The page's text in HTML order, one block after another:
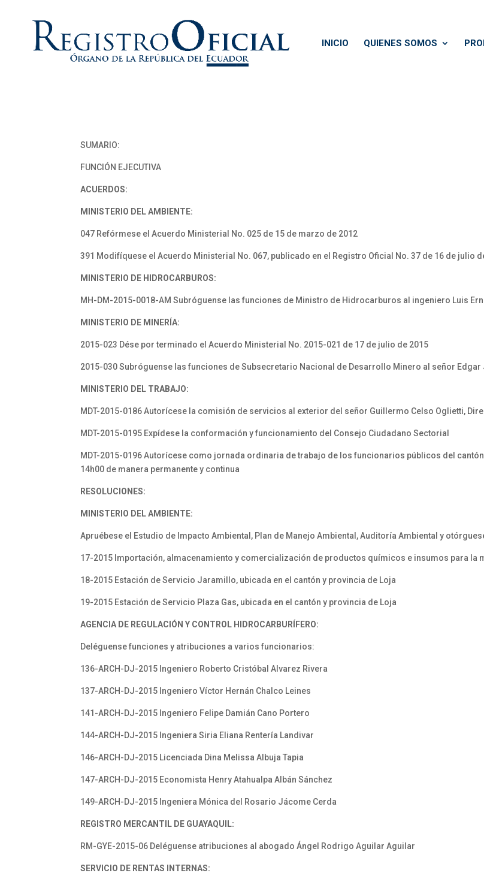
INICIO QUIENES SOMOS
SUMARIO:
FUNCIÓN EJECUTIVA
ACUERDOS:
MINISTERIO DEL AMBIENTE:
047 Refórmese el Acuerdo Ministerial No. 025 de 15 de marzo de 2012
391 Modifíquese el Acuerdo Ministerial No. 067, publicado en el Registro Oficial No. 37 de 16 de julio
MINISTERIO DE HIDROCARBUROS:
MH-DM-2015-0018-AM Subróguense las funciones de Ministro de Hidrocarburos al ingeniero Luis
MINISTERIO DE MINERÍA:
2015-023 Dése por terminado el Acuerdo Ministerial No. 2015-021 de 17 de julio de 2015
2015-030 Subróguense las funciones de Subsecretario Nacional de Desarrollo Minero al señor
MINISTERIO DEL TRABAJO:
MDT-2015-0186 Autorícese la comisión de servicios al exterior del señor Guillermo Celso Oglietti,
MDT-2015-0195 Expídese la conformación y funcionamiento del Consejo Ciudadano Sectorial
MDT-2015-0196 Autorícese como jornada ordinaria de trabajo de los funcionarios públicos del cantón
14h00 de manera permanente y continua
RESOLUCIONES:
MINISTERIO DEL AMBIENTE:
Apruébese el Estudio de Impacto Ambiental, Plan de Manejo Ambiental, Auditoría Ambiental y
17-2015 Importación, almacenamiento y comercialización de productos químicos e insumos para la
18-2015 Estación de Servicio Jaramillo, ubicada en el cantón y provincia de Loja
19-2015 Estación de Servicio Plaza Gas, ubicada en el cantón y provincia de Loja
AGENCIA DE REGULACIÓN Y CONTROL HIDROCARBURÍFERO:
Deléguense funciones y atribuciones a varios funcionarios:
136-ARCH-DJ-2015 Ingeniero Roberto Cristóbal Alvarez Rivera
137-ARCH-DJ-2015 Ingeniero Víctor Hernán Chalco Leines
141-ARCH-DJ-2015 Ingeniero Felipe Damián Cano Portero
144-ARCH-DJ-2015 Ingeniera Siria Eliana Rentería Landivar
146-ARCH-DJ-2015 Licenciada Dina Melissa Albuja Tapia
147-ARCH-DJ-2015 Economista Henry Atahualpa Albán Sánchez
149-ARCH-DJ-2015 Ingeniera Mónica del Rosario Jácome Cerda
REGISTRO MERCANTIL DE GUAYAQUIL:
RM-GYE-2015-06 Deléguense atribuciones al abogado Ángel Rodrigo Aguilar Aguilar
SERVICIO DE RENTAS INTERNAS: